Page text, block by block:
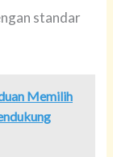
standar
Memilih